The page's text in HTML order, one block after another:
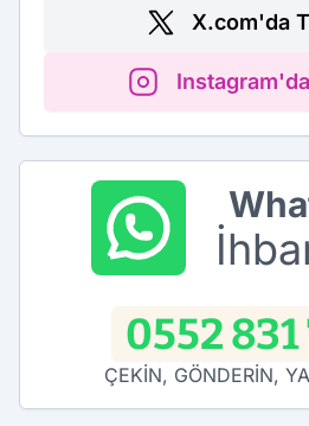
X.com'da
0552 831
ÇEKİN, GÖNDERİN,